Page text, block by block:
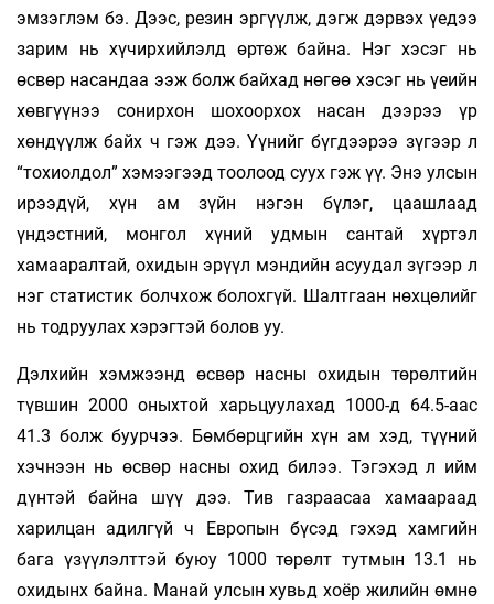
эмзэглэм бэ. Дээс, резин эргүүлж, дэгж дэрвэх үедээ
зарим нь хүчирхийлэлд өртөж байна. Нэг хэсэг нь
өсвөр насандаа ээж болж байхад нөгөө хэсэг нь үеийн
хөвгүүнээ сонирхон шохоорхох насан дээрээ үр
хөндүүлж байх ч гэж дээ. Үүнийг бүгдээрээ зүгээр л
“тохиолдол” хэмээгээд тоолоод суух гэж үү. Энэ улсын
ирээдүй, хүн ам зүйн нэгэн бүлэг, цаашлаад
үндэстний, монгол хүний удмын сантай хүртэл
хамааралтай, охидын эрүүл мэндийн асуудал зүгээр л
нэг статистик болчхож болохгүй. Шалтгаан нөхцөлийг
нь тодруулах хэрэгтэй болов уу.
Дэлхийн хэмжээнд өсвөр насны охидын төрөлтийн
түвшин 2000 оныхтой харьцуулахад 1000-д 64.5-аас
41.3 болж буурчээ. Бөмбөрцгийн хүн ам хэд, түүний
хэчнээн нь өсвөр насны охид билээ. Тэгэхэд л ийм
дүнтэй байна шүү дээ. Тив газраасаа хамаараад
харилцан адилгүй ч Европын бүсэд гэхэд хамгийн
бага үзүүлэлттэй буюу 1000 төрөлт тутмын 13.1 нь
охидынх байна. Манай улсын хувьд хоёр жилийн өмнө